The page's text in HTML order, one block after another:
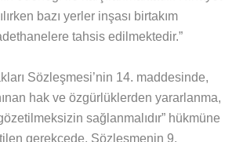
bazı yerler inşası birtakım
tahsis edilmektedir.”
Sözleşmesi’nin 14. maddesinde,
hak ve özgürlüklerden yararlanma,
sağlanmalıdır” hükmüne
gerekçede, Sözleşmenin 9.